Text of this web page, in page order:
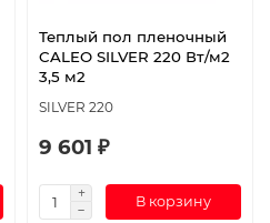
Теплый пол пленочный
CALEO SILVER 220 Вт/м2
3,5 м2
SILVER 220
9 601 ₽
В корзину